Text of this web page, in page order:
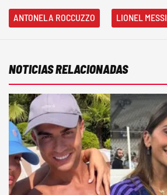
ANTONELA ROCCUZZO LIONEL MESSI
NOTICIAS RELACIONADAS